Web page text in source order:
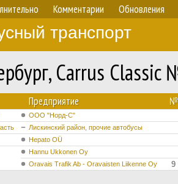
Комментарии Обновления
транспорт
Carrus
Предприятие №
ООО "Норд-С"
Лискинский район, прочие автобусы
Hepato OÜ
Hannu Ukkonen Oy
Oravais Trafik Ab - Oravaisten Liikenne Oy
9